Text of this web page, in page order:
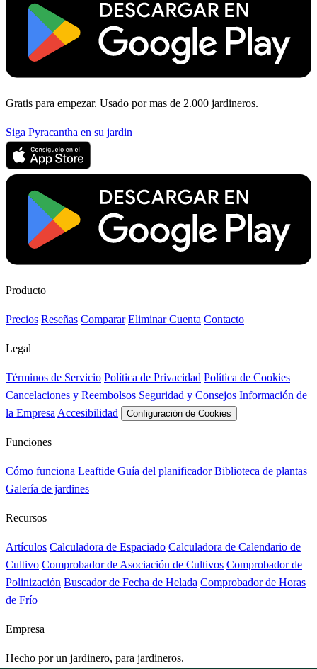
Gratis para empezar. Usado por mas de 2.000 jardineros.
Siga Pyracantha en su jardin
Producto
Precios Reseñas Comparar Eliminar Cuenta Contacto
Legal
Términos de Servicio Política de Privacidad Política de Cookies
Cancelaciones y Reembolsos Seguridad y Consejos Información de
la Empresa Accesibilidad Configuración de Cookies
Funciones
Cómo funciona Leaftide Guía del planificador Biblioteca de plantas
Galería de jardines
Recursos
Artículos Calculadora de Espaciado Calculadora de Calendario de
Cultivo Comprobador de Asociación de Cultivos Comprobador de
Polinización Buscador de Fecha de Helada Comprobador de Horas
de Frío
Empresa
Hecho por un jardinero, para jardineros.